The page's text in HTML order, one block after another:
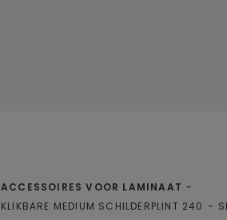
ACCESSOIRES VOOR LAMINAAT
KLIKBARE MEDIUM SCHILDERPLINT 240